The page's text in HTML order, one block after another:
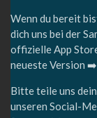
Wenn du bereit
dich uns bei der
offizielle App
neueste Version ➡️
Bitte teile uns
unseren Social-